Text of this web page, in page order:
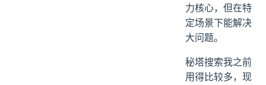
力核心，但在特
定场景下能解决
大问题。
秘塔搜索我之前
用得比较多，现